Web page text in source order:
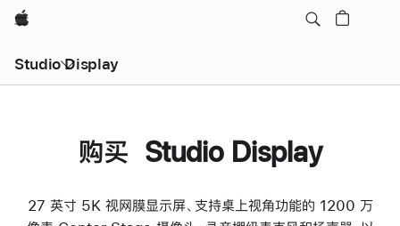
Apple
Studio Display
购买 Studio Display
27 英寸 5K 视网膜显示屏、支持桌上视角功能的 1200 万